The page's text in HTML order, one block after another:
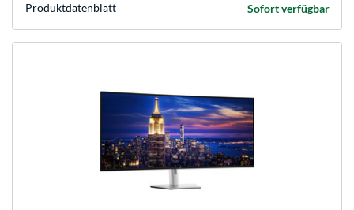
Sofort verfügbar
Produkt­datenblatt